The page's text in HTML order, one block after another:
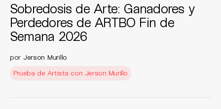
Sobredosis de Arte: Ganadores y
Perdedores de ARTBO Fin de
Semana 2026
por Jerson Murillo
Prueba de Artista con Jerson Murillo